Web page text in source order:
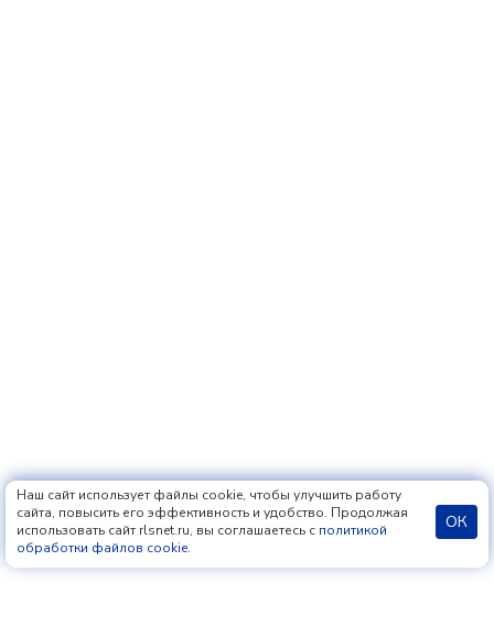
Наш сайт использует файлы cookie, чтобы улучшить работу
сайта, повысить его эффективность и удобство. Продолжая
использовать сайт rlsnet.ru, вы соглашаетесь с политикой
обработки файлов cookie.
ОК